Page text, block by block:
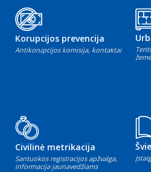
Korupcijos prevencija
Antikorupcijos komisija, kontaktai
Civilinė metrikacija
Santuokos registracijos apžvalga,
informacija jaunavedžiams